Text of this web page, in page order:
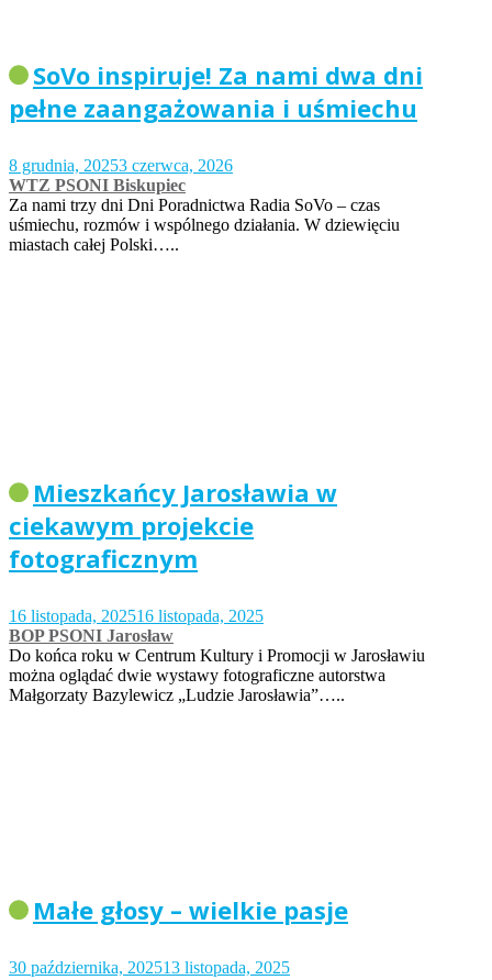
SoVo inspiruje! Za nami dwa dni
pełne zaangażowania i uśmiechu
8 grudnia, 20253 czerwca, 2026
WTZ PSONI Biskupiec
Za nami trzy dni Dni Poradnictwa Radia SoVo – czas
uśmiechu, rozmów i wspólnego działania. W dziewięciu
miastach całej Polski…..
Mieszkańcy Jarosławia w
ciekawym projekcie
fotograficznym
16 listopada, 202516 listopada, 2025
BOP PSONI Jarosław
Do końca roku w Centrum Kultury i Promocji w Jarosławiu
można oglądać dwie wystawy fotograficzne autorstwa
Małgorzaty Bazylewicz „Ludzie Jarosławia”…..
Małe głosy – wielkie pasje
30 października, 202513 listopada, 2025